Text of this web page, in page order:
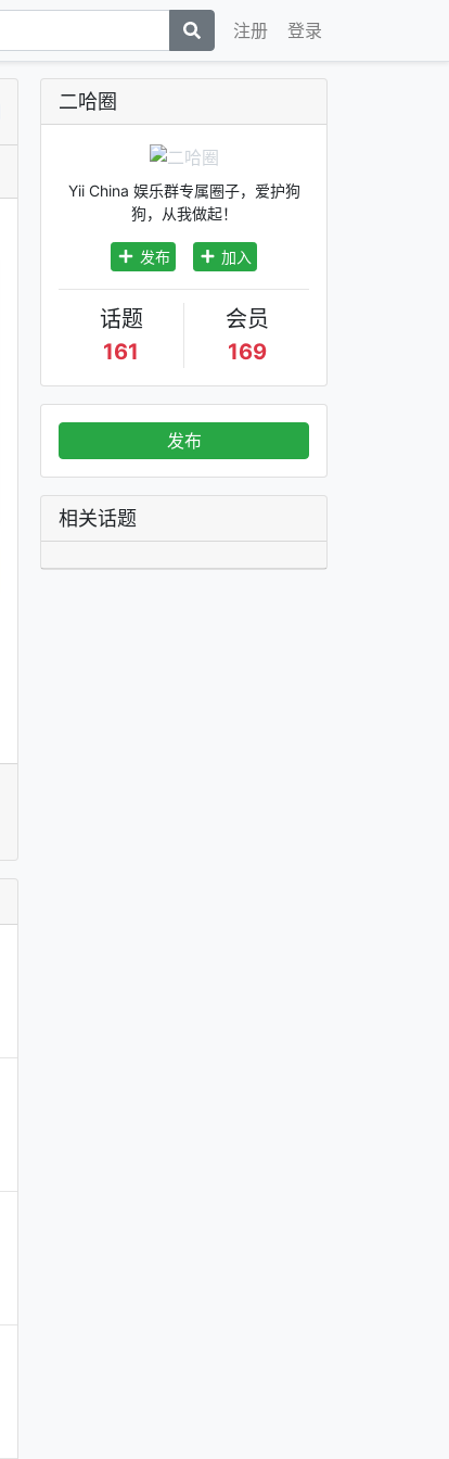
注册 登录
二哈圈
Yii China 娱乐群专属圈子，爱护狗
狗，从我做起！
发布 加入
话题
161
会员
169
发布
相关话题